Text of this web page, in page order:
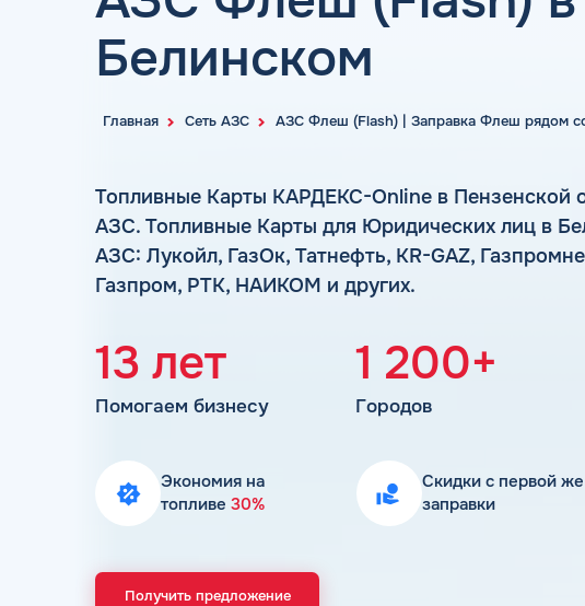
Индивидуальный
Автомойки
Шиномонтаж
Вопросы и Ответы
АЗС Газпромнефть
АЗС Газпром
АЗС
Нефтьмагистраль
Главная Сеть АЗС АЗС Флеш (Flash) | Заправка Флеш рядом
Белинском
Топливные Карты КАРДЕКС-Online в Пензенской
АЗС. Топливные Карты для Юридических лиц в
АЗС: Лукойл, ГазОк, Татнефть, KR-GAZ,
Газпром, РТК, НАИКОМ и других.
13 лет
Помогаем бизнесу
1 200+
Городов
Экономия на
топливе30%
Скидки с первой же
заправки
Получить предложение